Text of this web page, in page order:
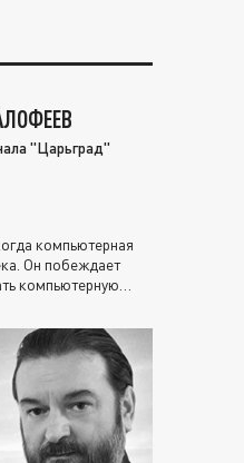
"Царьград"
компьютерная
Он побеждает
компьютерную